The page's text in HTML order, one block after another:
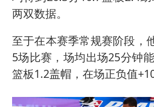
两双数据。
至于在本赛季常规赛阶段，
5场比赛，场均出场25分钟
篮板1.2盖帽，在场正负值+10